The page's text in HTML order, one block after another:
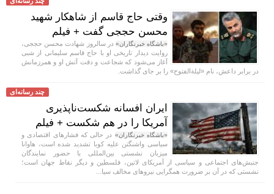
وقتی حاج قاسم از شاهکار شهید
محسن حججی گفت + فیلم
«باشگاه خبرنگاران» در سالروز شهادت محسن حججی،
روایت دیدار تاریخی او با حاج قاسم سلیمانی از شبی
آغاز می‌شود که شجاعت و دقت آتش او و همرزمانش
در برابر داعش، نام «لیلة‌الفتوح» را بر جای گذاشت.
چند رسانه‌ای
ایران افسانه شکست‌ناپذیری
آمریکا را در هم شکست + فیلم
«باشگاه خبرنگاران» در حالی که فشار‌های اقتصادی و
سیاسی واشنگتن علیه کوبا تشدید شده است، هاوانا
میزبان نشستی بین‌المللی با حضور نمایندگان
جنبش‌های اجتماعی و سیاسی از آمریکای لاتین، فلسطین و دیگر نقاط جهان است؛
نشستی که در آن بر ضرورت همگرایی نیرو‌های مخالف سیا...